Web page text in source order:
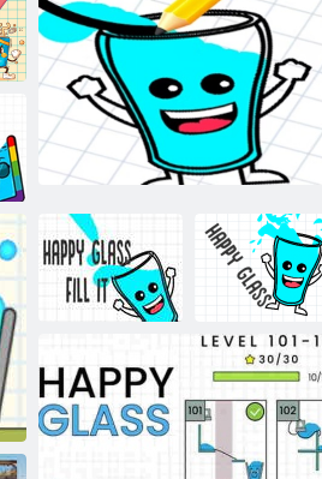
Su Damlası
Görevi
Cam arayışı
Mutlu Bardak
Mutlu Bardak
Doldur
Mutlu cam